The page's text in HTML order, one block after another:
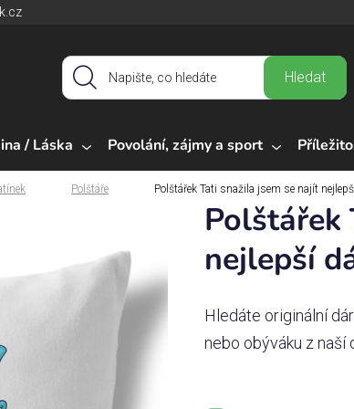
Hledat
/ Láska Povolání, zájmy a sport
Polštáře Polštářek Tati snažila jsem se najít
Polštářek
nejlepší
Hledáte originální
nebo obýváku z naší